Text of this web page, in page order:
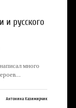
русского
много
Антонина Казимирчик